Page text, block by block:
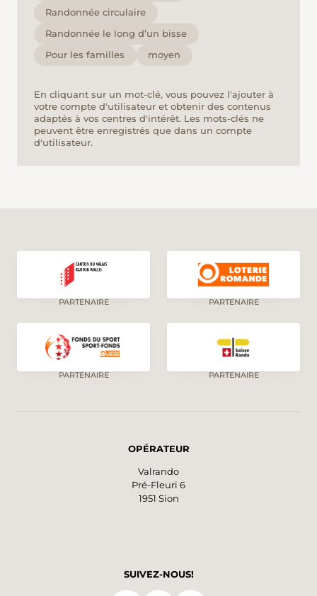
Randonnée circulaire
Randonnée le long d’un bisse
Pour les familles
moyen
En cliquant sur un mot-clé, vous pouvez l'ajouter à
votre compte d'utilisateur et obtenir des contenus
adaptés à vos centres d'intérêt. Les mots-clés ne
peuvent être enregistrés que dans un compte
d'utilisateur.
PARTENAIRE PARTENAIRE
PARTENAIRE PARTENAIRE
OPÉRATEUR
Valrando
Pré-Fleuri 6
1951 Sion
SUIVEZ-NOUS!